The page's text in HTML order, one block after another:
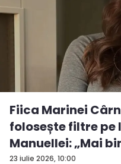
23 iulie 2026, 10:00
Fiica Marinei
folosește filtre pe
Manuellei: „Mai